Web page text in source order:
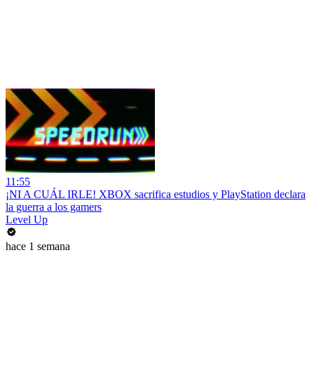
11:55
¡NI A CUÁL IRLE! XBOX sacrifica estudios y PlayStation declara
la guerra a los gamers
Level Up
hace 1 semana